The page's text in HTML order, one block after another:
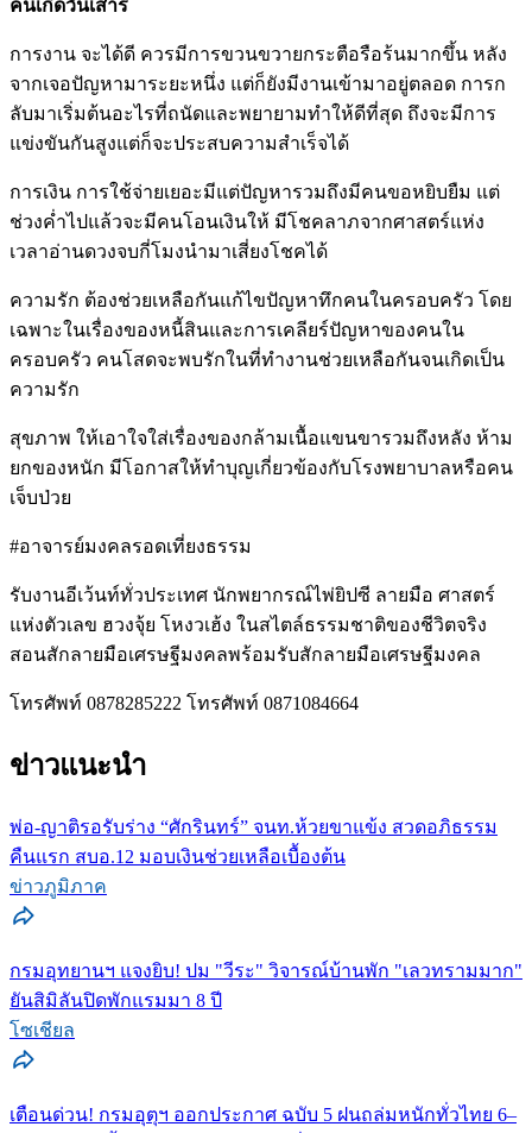
คนเกิดวันเสาร์
การงาน จะได้ดี ควรมีการขวนขวายกระตือรือร้นมากขึ้น หลัง
จากเจอปัญหามาระยะหนึ่ง แต่ก็ยังมีงานเข้ามาอยู่ตลอด การก
ลับมาเริ่มต้นอะไรที่ถนัดและพยายามทำให้ดีที่สุด ถึงจะมีการ
แข่งขันกันสูงแต่ก็จะประสบความสำเร็จได้
การเงิน การใช้จ่ายเยอะมีแต่ปัญหารวมถึงมีคนขอหยิบยืม แต่
ช่วงค่ำไปแล้วจะมีคนโอนเงินให้ มีโชคลาภจากศาสตร์แห่ง
เวลาอ่านดวงจบกี่โมงนำมาเสี่ยงโชคได้
ความรัก ต้องช่วยเหลือกันแก้ไขปัญหาทึกคนในครอบครัว โดย
เฉพาะในเรื่องของหนี้สินและการเคลียร์ปัญหาของคนใน
ครอบครัว คนโสดจะพบรักในที่ทำงานช่วยเหลือกันจนเกิดเป็น
ความรัก
สุขภาพ ให้เอาใจใส่เรื่องของกล้ามเนื้อแขนขารวมถึงหลัง ห้าม
ยกของหนัก มีโอกาสให้ทำบุญเกี่ยวข้องกับโรงพยาบาลหรือคน
เจ็บป่วย
#อาจารย์มงคลรอดเที่ยงธรรม
รับงานอีเว้นท์ทั่วประเทศ นักพยากรณ์ไพ่ยิปซี ลายมือ ศาสตร์
แห่งตัวเลข ฮวงจุ้ย โหงวเฮ้ง ในสไตล์ธรรมชาติของชีวิตจริง
สอนสักลายมือเศรษฐีมงคลพร้อมรับสักลายมือเศรษฐีมงคล
โทรศัพท์ 0878285222 โทรศัพท์ 0871084664
ข่าวแนะนำ
พ่อ-ญาติรอรับร่าง “ศักรินทร์” จนท.ห้วยขาแข้ง สวดอภิธรรม
คืนแรก สบอ.12 มอบเงินช่วยเหลือเบื้องต้น
ข่าวภูมิภาค
กรมอุทยานฯ แจงยิบ! ปม "วีระ" วิจารณ์บ้านพัก "เลวทรามมาก"
ยันสิมิลันปิดพักแรมมา 8 ปี
โซเชียล
เตือนด่วน! กรมอุตุฯ ออกประกาศ ฉบับ 5 ฝนถล่มหนักทั่วไทย 6–